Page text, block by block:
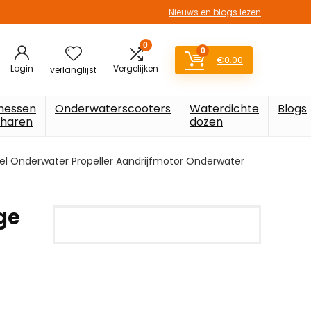
Nieuws en blogs lezen
Login verlanglijst
0
Vergelijken
0
€0.00
Onderwaterscooters
Waterdichte
dozen
Blogs
Onderwater Propeller Aandrijfmotor Onderwater